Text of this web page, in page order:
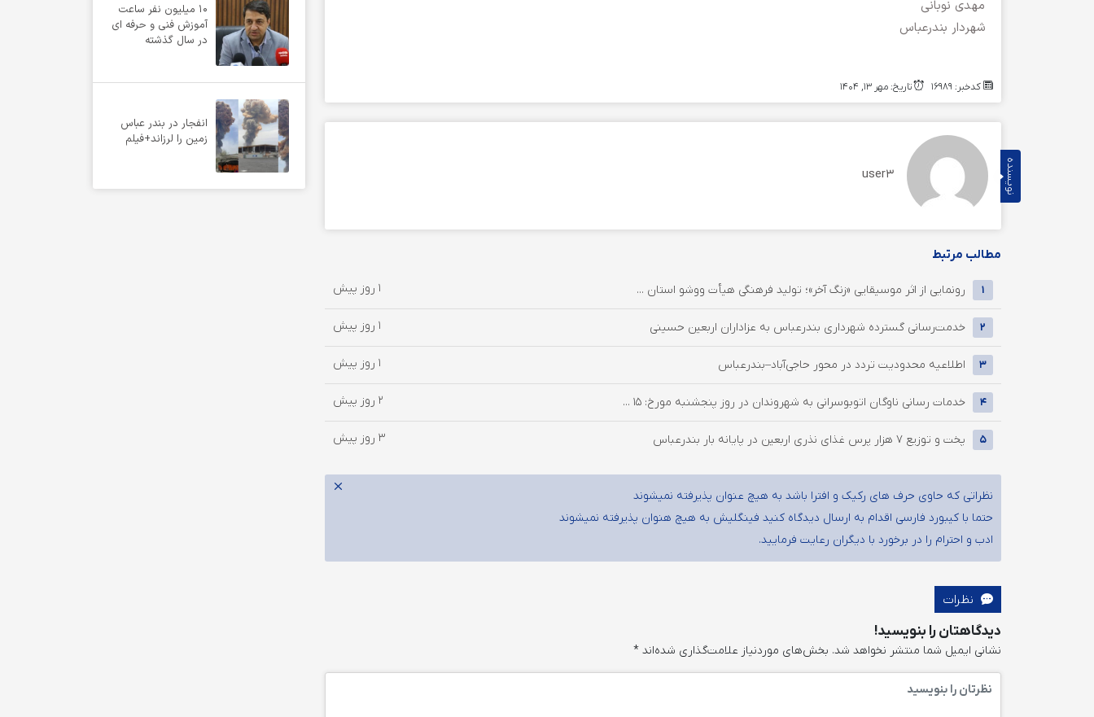
مهدی نوبانی
شهردار بندرعباس
کدخبر: 16989 تاریخ: مهر 13, 1404
نویسنده user3
مطالب مرتبط
1 رونمایی از اثر موسیقایی «زنگ آخر»؛ تولید فرهنگی هیأت ووشو استان ... 1 روز پیش
2 خدمت‌رسانی گسترده شهرداری بندرعباس به عزاداران اربعین حسینی 1 روز پیش
3 اطلاعیه محدودیت تردد در محور حاجی‌آباد–بندرعباس 1 روز پیش
4 خدمات رسانی ناوگان اتوبوسرانی به شهروندان در روز پنجشنبه مورخ: ۱۵ ... 2 روز پیش
5 پخت و توزیع ۷ هزار پرس غذای نذری اربعین در پایانه بار بندرعباس 3 روز پیش
نظراتی که حاوی حرف های رکیک و افترا باشد به هیچ عنوان پذیرفته نمیشوند
حتما با کیبورد فارسی اقدام به ارسال دیدگاه کنید فینگلیش به هیچ هنوان پذیرفته نمیشوند
ادب و احترام را در برخورد با دیگران رعایت فرمایید.
نظرات
دیدگاهتان را بنویسید!
نشانی ایمیل شما منتشر نخواهد شد. بخش‌های موردنیاز علامت‌گذاری شده‌اند *
10 میلیون نفر ساعت
آموزش فنی و حرفه ای
در سال گذشته
انفجار در بندر عباس
زمین را لرزاند+فیلم